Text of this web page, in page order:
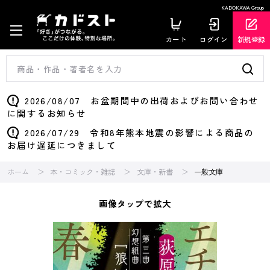
KADOKAWA Group
カート ログイン 新規登録
2026/08/07 お盆期間中の出荷およびお問い合わせ
に関するお知らせ
2026/07/29 令和8年熊本地震の影響による商品の
お届け遅延につきまして
ホーム 本・コミック・雑誌 文庫・新書 一般文庫
画像タップで拡大